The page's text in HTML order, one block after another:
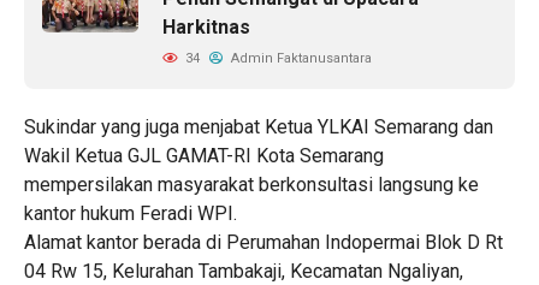
Harkitnas
34 Admin Faktanusantara
Sukindar yang juga menjabat Ketua YLKAI Semarang dan
Wakil Ketua GJL GAMAT-RI Kota Semarang
mempersilakan masyarakat berkonsultasi langsung ke
kantor hukum Feradi WPI.
Alamat kantor berada di Perumahan Indopermai Blok D Rt
04 Rw 15, Kelurahan Tambakaji, Kecamatan Ngaliyan,